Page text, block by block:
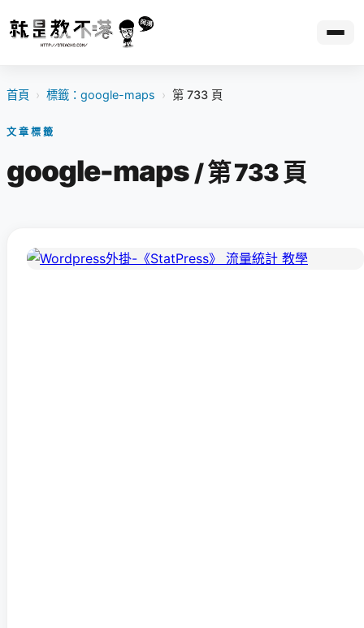
首頁 › 標籤：google-maps › 第 733 頁
文章標籤
google-maps / 第 733 頁